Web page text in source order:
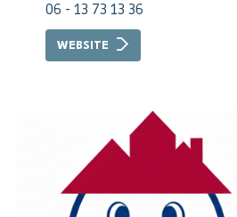
06 - 13 73 13 36
WEBSITE